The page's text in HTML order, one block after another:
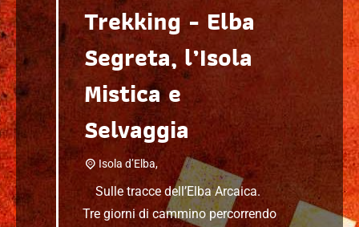
Trekking - Elba
Segreta, l’Isola
Mistica e
Selvaggia
Isola d’Elba,
Sulle tracce dell’Elba Arcaica.
Tre giorni di cammino percorrendo